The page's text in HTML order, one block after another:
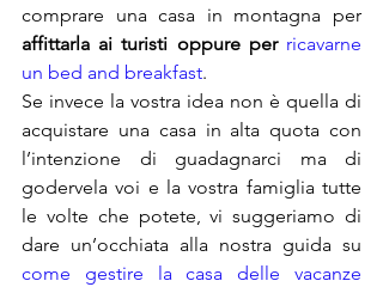
affittarla ai turisti oppure per ricavarne
un bed and breakfast.
Se invece la vostra idea non è quella di
acquistare una casa in alta quota con
l’intenzione di guadagnarci ma di
godervela voi e la vostra famiglia tutte
le volte che potete, vi suggeriamo di
come gestire la casa delle vacanze